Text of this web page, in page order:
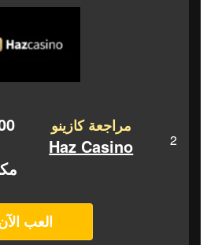
مراجعة كازينو
Haz Casino
العب